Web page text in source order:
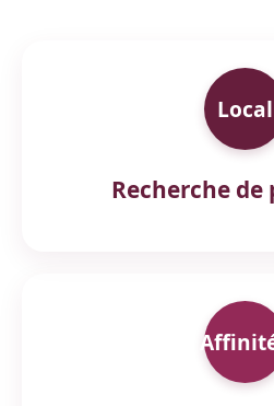
Local
Recherche